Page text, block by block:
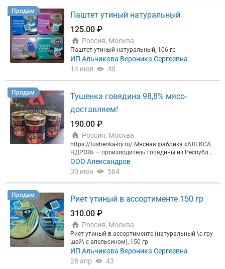
Продам
Паштет утиный натуральный
125.00 ₽
Россия, Москва
Паштет утиный натуральный, 106 гр
ИП Альчикова Вероника Сергеевна
14 июл
40
Продам
Тушенка говядина 98,8% мясо-
доставляем!
190.00 ₽
Россия, Москва
https://tushenka-by.ru/ Мясная фабрика «АЛЕКСА
НДРОВ» — производитель говядины из Республик
и Беларусь www.aleksandrov.by, WhatsApp: +375 (2
9) 391‑60‑31 | Моб. РФ: +7 (964) 593‑76‑49 (коммер
фабрика АЛЕКСАНДРОВ предлагает поставки вы
ОСТАВКУ ДО КЛИЕНТА СОБСТВЕННЫМ ТРАНСПО
РТОМ; МЕРКУРИЙ; ЧЕСТНЫЙ ЗНАК. СЫРЬЕ - собс
твенный убой, HALAL, консервы первый сорт, банк
а 338 грамм, содержание мяса 98,8%. Открывашк
а-замок на верхней крышке банки. Состав банки:
Говядина, соль поваренная пищевая йодированн
ая, перец черный молотый, тмин молотый - честн
ая Белорусская тушенка, ничего лишнего говядин
а и специи!
ООО Александров
30 июн
564
Продам
Риет утиный в ассортименте 150 гр
310.00 ₽
Россия, Москва
Риет утиный в ассортименте (натуральный \с гру
шей\ с апельсином), 150 гр
ИП Альчикова Вероника Сергеевна
28 апр
43